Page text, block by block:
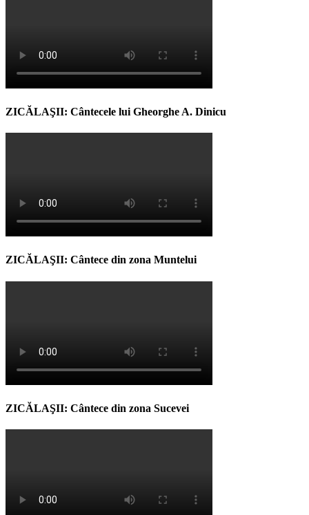
ZICĂLAŞII: Cântecele lui Gheorghe A. Dinicu
ZICĂLAŞII: Cântece din zona Muntelui
ZICĂLAŞII: Cântece din zona Sucevei